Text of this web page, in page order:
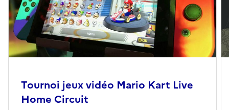
Tournoi jeux vidéo Mario Kart Live
Home Circuit